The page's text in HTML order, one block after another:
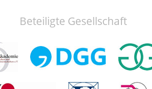
Beteiligte Gesellschaft